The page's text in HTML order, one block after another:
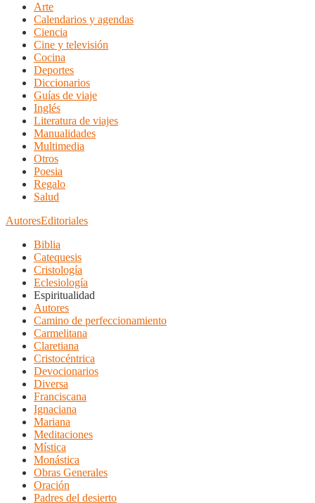
Arte
Calendarios y agendas
Ciencia
Cine y televisión
Cocina
Deportes
Diccionarios
Guías de viaje
Inglés
Literatura de viajes
Manualidades
Multimedia
Otros
Poesia
Regalo
Salud
AutoresEditoriales
Biblia
Catequesis
Cristología
Eclesiología
Espiritualidad
Autores
Camino de perfeccionamiento
Carmelitana
Claretiana
Cristocéntrica
Devocionarios
Diversa
Franciscana
Ignaciana
Mariana
Meditaciones
Mística
Monástica
Obras Generales
Oración
Padres del desierto